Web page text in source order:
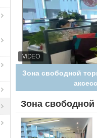
Всесторонние
Гуанчжоу Nansha
Зона свободной